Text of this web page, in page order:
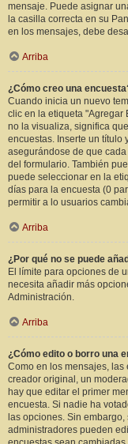
mensaje. Puede asignar
la casilla correcta en su
en los mensajes, debe
Arriba
¿Cómo creo una
Cuando inicia un nuevo
clic en la etiqueta "Agregar
no la visualiza, significa
encuestas. Inserte un título
asegurándose de que
del formulario. También
puede seleccionar en la
días para la encuesta (0
permitir a lo usuarios
Arriba
¿Por qué no se puede
El límite para opciones de
necesita añadir más
Administración.
Arriba
¿Cómo edito o borro una
Como en los mensajes,
creador original, un
hay que editar el primer
encuesta. Si nadie ha
las opciones. Sin
administradores pueden